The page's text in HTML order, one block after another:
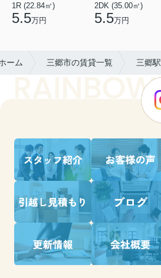
1R (22.84㎡)
5.5万円
2DK (35.00㎡)
5.5万円
ーム 三郷市の賃貸一覧 三郷駅